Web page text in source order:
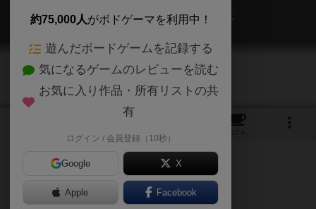
パンツァー・ヴァッフェ
Panzer Waffe
カフェ
ゲームマーケット2018（大阪）
約75,000人がボドゲーマを利用中！
遊んだボードゲームを記録する
気になるゲームのレビューを読む
お気に入り作品・所有リストの共
有
ログイン / 会員登録（10秒）
Google X
Apple Facebook